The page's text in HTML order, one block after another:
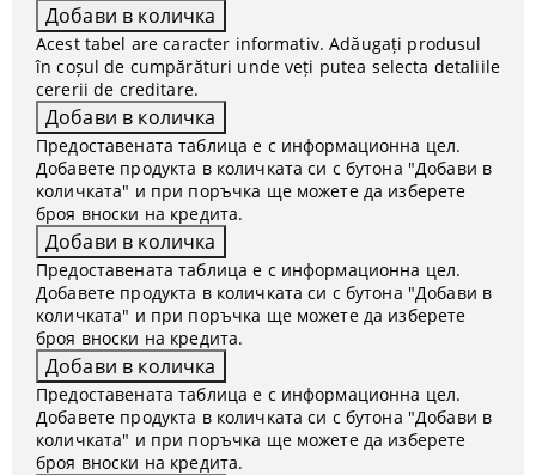
Acest tabel are caracter informativ. Adăugați produsul
în coșul de cumpărături unde veți putea selecta detaliile
cererii de creditare.
Предоставената таблица е с информационна цел.
Добавете продукта в количката си с бутона "Добави в
количката" и при поръчка ще можете да изберете
броя вноски на кредита.
Предоставената таблица е с информационна цел.
Добавете продукта в количката си с бутона "Добави в
количката" и при поръчка ще можете да изберете
броя вноски на кредита.
Предоставената таблица е с информационна цел.
Добавете продукта в количката си с бутона "Добави в
количката" и при поръчка ще можете да изберете
броя вноски на кредита.